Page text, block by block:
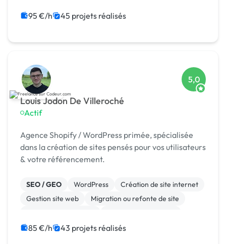
95 €/h 45 projets réalisés
Louis Jodon De Villeroché
Actif
5,0
Agence Shopify / WordPress primée, spécialisée
dans la création de sites pensés pour vos utilisateurs
& votre référencement.
SEO / GEO WordPress
Création de site internet
Gestion site web
Migration ou refonte de site
Site E-commerce
Landing page
85 €/h 43 projets réalisés